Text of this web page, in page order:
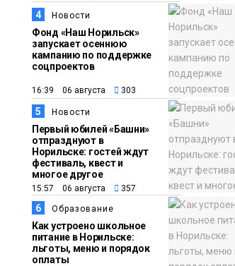
12:25
Медиакомпании
Барнаул обошёл
Красноярск в
списке городов,
откуда приехали
норильчане
4 Новости
Фонд «Наш Норильск»
запускает осеннюю
кампанию по поддержке
соцпроектов
16:39 06 августа 303
5 Новости
Первый юбилей «Башни»
отпразднуют в
Норильске: гостей ждут
фестиваль, квест и
многое другое
15:57 06 августа 357
6 Образование
Как устроено школьное
питание в Норильске:
льготы, меню и порядок
оплаты